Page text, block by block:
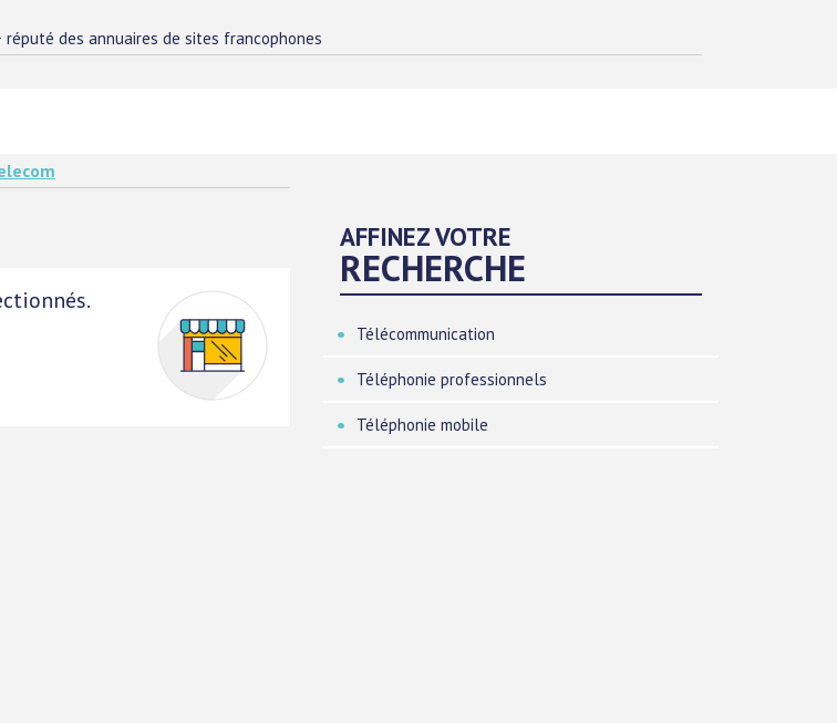
réputé des annuaires de sites francophones
AFFINEZ VOTRE
RECHERCHE
Télécommunication
Téléphonie professionnels
Téléphonie mobile